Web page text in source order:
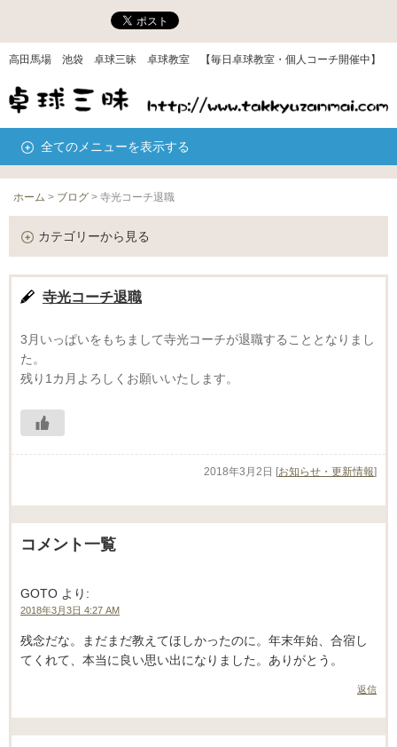
高田馬場 池袋 卓球三昧 卓球教室 【毎日卓球教室・個人コーチ開催中】
全てのメニューを表示する
ホーム > ブログ > 寺光コーチ退職
カテゴリーから見る
寺光コーチ退職
3月いっぱいをもちまして寺光コーチが退職することとなりまし
た。
残り1カ月よろしくお願いいたします。
2018年3月2日 [お知らせ・更新情報]
コメント一覧
GOTO より:
2018年3月3日 4:27 AM
残念だな。まだまだ教えてほしかったのに。年末年始、合宿し
てくれて、本当に良い思い出になりました。ありがとう。
返信